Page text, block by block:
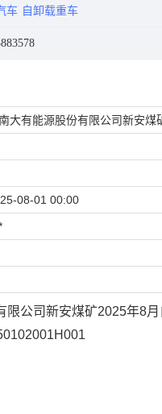
车 自卸载重车
大有能源股份有限公司新安煤
08-01 00:00
限公司新安煤矿2025年8